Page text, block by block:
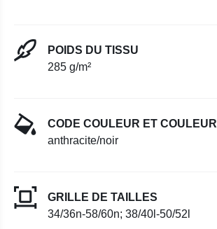
POIDS DU TISSU
285 g/m²
CODE COULEUR ET COULEUR
anthracite/noir
GRILLE DE TAILLES
34/36n-58/60n; 38/40l-50/52l